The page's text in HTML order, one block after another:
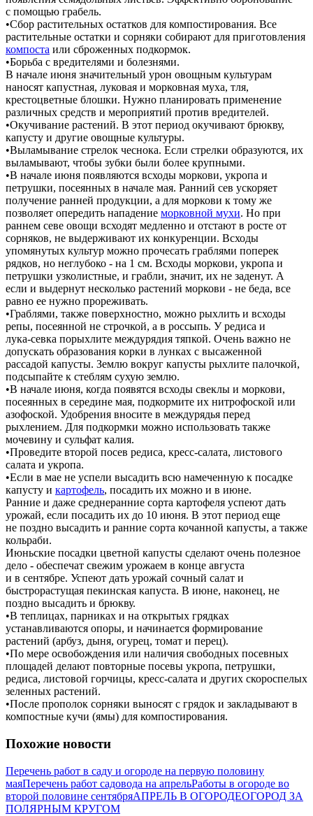
с помощью грабель.
•Сбор растительных остатков для компостирования. Все
растительные остатки и сорняки собирают для приготовления
компоста или сброженных подкормок.
•Борьба с вредителями и болезнями.
В начале июня значительный урон овощным культурам
наносят капустная, луковая и морковная муха, тля,
крестоцветные блошки. Нужно планировать применение
различных средств и мероприятий против вредителей.
•Окучивание растений. В этот период окучивают брюкву,
капусту и другие овощные культуры.
•Выламывание стрелок чеснока. Если стрелки образуются, их
выламывают, чтобы зубки были более крупными.
•В начале июня появляются всходы моркови, укропа и
петрушки, посеянных в начале мая. Ранний сев ускоряет
получение ранней продукции, а для моркови к тому же
позволяет опередить нападение морковной мухи. Но при
раннем севе овощи всходят медленно и отстают в росте от
сорняков, не выдерживают их конкуренции. Всходы
упомянутых культур можно прочесать граблями поперек
рядков, но неглубоко - на 1 см. Всходы моркови, укропа и
петрушки узколистные, и грабли, значит, их не заденут. А
если и выдернут несколько растений моркови - не беда, все
равно ее нужно прореживать.
•Граблями, также поверхностно, можно рыхлить и всходы
репы, посеянной не строчкой, а в россыпь. У редиса и
лука-севка порыхлите междурядия тяпкой. Очень важно не
допускать образования корки в лунках с высаженной
рассадой капусты. Землю вокруг капусты рыхлите палочкой,
подсыпайте к стеблям сухую землю.
•В начале июня, когда появятся всходы свеклы и моркови,
посеянных в середине мая, подкормите их нитрофоской или
азофоской. Удобрения вносите в междурядья перед
рыхлением. Для подкормки можно использовать также
мочевину и сульфат калия.
•Проведите второй посев редиса, кресс-салата, листового
салата и укропа.
•Если в мае не успели высадить всю намеченную к посадке
капусту и картофель, посадить их можно и в июне.
Ранние и даже среднеранние сорта картофеля успеют дать
урожай, если посадить их до 10 июня. В этот период еще
не поздно высадить и ранние сорта кочанной капусты, а также
кольраби.
Июньские посадки цветной капусты сделают очень полезное
дело - обеспечат свежим урожаем в конце августа
и в сентябре. Успеют дать урожай сочный салат и
быстрорастущая пекинская капуста. В июне, наконец, не
поздно высадить и брюкву.
•В теплицах, парниках и на открытых грядках
устанавливаются опоры, и начинается формирование
растений (арбуз, дыня, огурец, томат и перец).
•По мере освобождения или наличия свободных посевных
площадей делают повторные посевы укропа, петрушки,
редиса, листовой горчицы, кресс-салата и других скороспелых
зеленных растений.
•После прополок сорняки выносят с грядок и закладывают в
компостные кучи (ямы) для компостирования.
Похожие новости
Перечень работ в саду и огороде на первую половину
маяПеречень работ садовода на апрельРаботы в огороде во
второй половине сентябряАПРЕЛЬ В ОГОРОДЕОГОРОД ЗА
ПОЛЯРНЫМ КРУГОМ